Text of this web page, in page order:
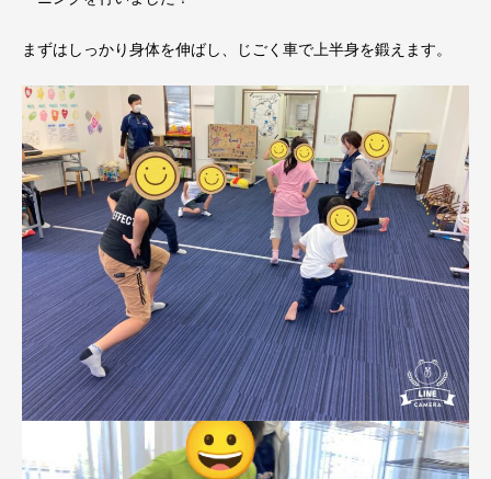
まずはしっかり身体を伸ばし、じごく車で上半身を鍛えます。